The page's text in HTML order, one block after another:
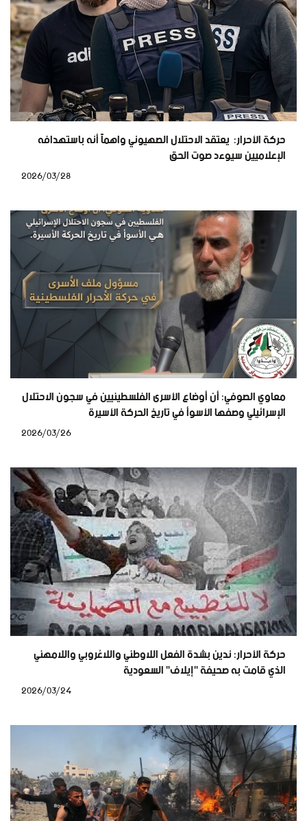
حركة الأحرار: يعتقد الاحتلال الصهيوني واهماً أنه باستهدافه
الإعلاميين سيوءد صوت الحق
معاوي الصوفي: أن أوضاع الأسرى الفلسطينيين في سجون الاحتلال
الإسرائيلي وصفها الأسوأ في تاريخ الحركة الأسيرة
حركة الأحرار: ندين بشدة الفعل اللاوطني واللاعُروبي واللامهني
الذي قامت به صحيفة "إيلاف" السعودية